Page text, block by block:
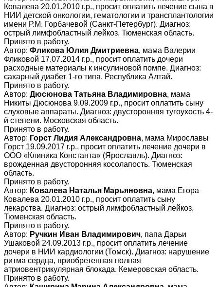
Ковалева 20.01.2010 г.р., просит оплатить лечение сына в
НИИ детской онкологии, гематологии и трансплантологии
имени Р.М. Горбачевой (Санкт-Петербург). Диагноз:
острый лимфобластный лейкоз. Тюменская область.
Принято в работу.
Автор: Фликова Юлия Дмитриевна, мама Валерии
Фликовой 17.07.2014 г.р., просит оплатить дочери
расходные материалы к инсулиновой помпе. Диагноз:
сахарный диабет 1-го типа. Республика Алтай.
Принято в работу.
Автор: Дюсюнова Татьяна Владимировна, мама
Никиты Дюсюнова 9.09.2009 г.р., просит оплатить сыну
слуховые аппараты. Диагноз: двусторонняя тугоухость 4-
й степени. Московская область.
Принято в работу.
Автор: Горст Лидия Александровна, мама Мирославы
Горст 19.09.2017 г.р., просит оплатить лечение дочери в
ООО «Клиника Константа» (Ярославль). Диагноз:
врожденная двусторонняя косолапость. Тюменская
область.
Принято в работу.
Автор: Ковалева Наталья Марьяновна, мама Егора
Ковалева 20.01.2010 г.р., просит оплатить сыну
лекарства. Диагноз: острый лимфобластный лейкоз.
Тюменская область.
Принято в работу.
Автор: Ручкин Иван Владимирович, папа Дарьи
Ушаковой 24.09.2013 г.р., просит оплатить лечение
дочери в НИИ кардиологии (Томск). Диагноз: нарушение
ритма сердца, приобретенная полная
атриовентрикулярная блокада. Кемеровская область.
Принято в работу.